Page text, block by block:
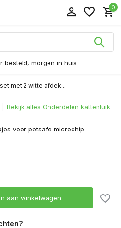
0
besteld, morgen in huis
met 2 witte afdek...
Bekijk alles Onderdelen kattenluik
voor petsafe microchip
aan winkelwagen